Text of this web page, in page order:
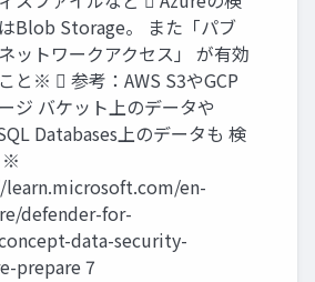
Blob Storage。 また「パブ
ットワークアクセス」 が有効
と※  参考：AWS S3やGCP
ジ バケット上のデータや
Databases上のデータも 検
※
en-
defender-for-
data-security-
prepare 7